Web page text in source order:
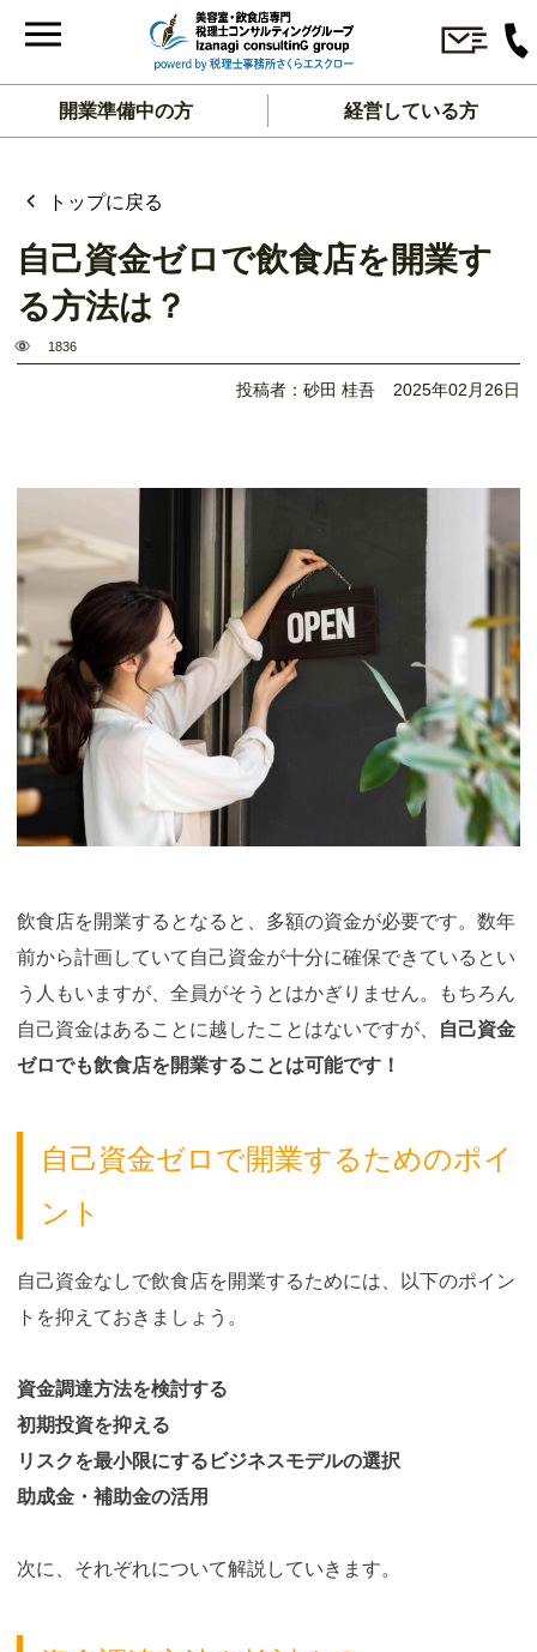
開業準備中の方 経営している方
トップに戻る
自己資金ゼロで飲食店を開業す
る方法は？
1836
投稿者：砂田 桂吾 2025年02月26日
飲食店を開業するとなると、多額の資金が必要です。数年
前から計画していて自己資金が十分に確保できているとい
う人もいますが、全員がそうとはかぎりません。もちろん
自己資金はあることに越したことはないですが、
自己資金
ゼロでも飲食店を開業することは可能です！
自己資金ゼロで開業するためのポイ
ント
自己資金なしで飲食店を開業するためには、以下のポイン
トを抑えておきましょう。
資金調達方法を検討する
初期投資を抑える
リスクを最小限にするビジネスモデルの選択
助成金・補助金の活用
次に、それぞれについて解説していきます。